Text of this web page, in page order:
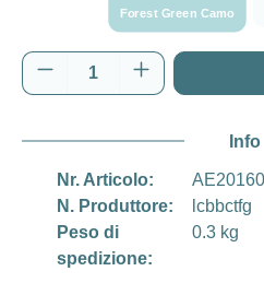
Forest Green Camo
Quantità del prodotto:
Info
Nr. Articolo:
AE20160
N. Produttore:
lcbbctfg
Peso di
spedizione:
0.3 kg